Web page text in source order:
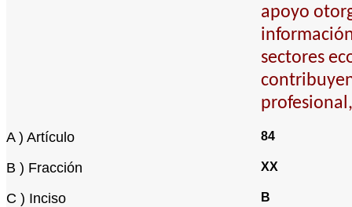
apoyo
sectores
A ) Artículo 84
B ) Fracción XX
C ) Inciso B